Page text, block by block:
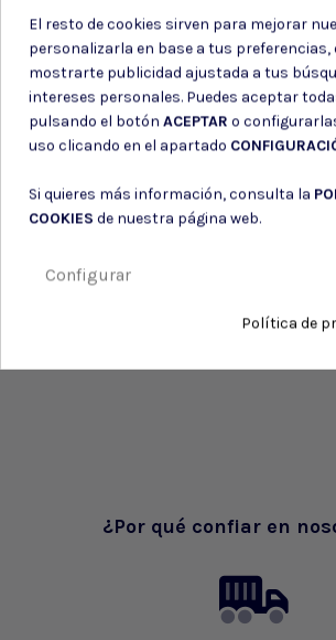
¿Por qué confiar en
El resto de cookies sirven para mejorar
personalizarla en base a tus preferencias,
mostrarte publicidad ajustada a tus
intereses personales. Puedes aceptar
pulsando el botón ACEPTAR o
uso clicando en el apartado
Si quieres más información, consulta la
COOKIES de nuestra página web.
Configurar
Política de